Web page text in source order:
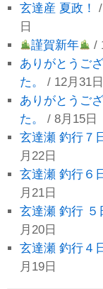
玄達産 夏政！
日
謹賀新年
/
ありがとうご
た。
/ 12月31日
ありがとうご
た。
/ 8月15日
玄達瀬 釣行７
月22日
玄達瀬 釣行６
月21日
玄達瀬 釣行 ５
月20日
玄達瀬 釣行４
月19日